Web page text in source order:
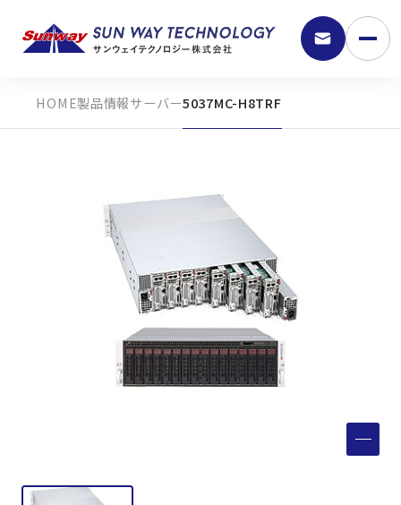
9:30 - 18:00
弊社の強み
製品情報サーバー5037MC-H8TRF